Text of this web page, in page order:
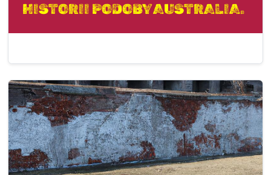
HISTORII PODOBY AUSTRALIA.